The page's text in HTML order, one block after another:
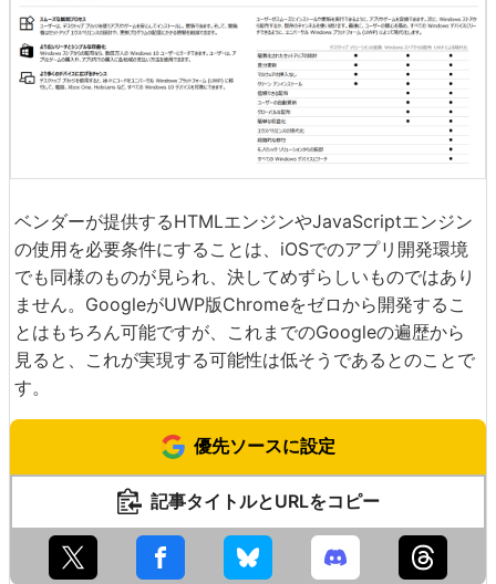
ベンダーが提供するHTMLエンジンやJavaScriptエンジン
の使用を必要条件にすることは、iOSでのアプリ開発環境
でも同様のものが見られ、決してめずらしいものではあり
ません。GoogleがUWP版Chromeをゼロから開発するこ
とはもちろん可能ですが、これまでのGoogleの遍歴から
見ると、これが実現する可能性は低そうであるとのことで
す。
優先ソースに設定
記事タイトルとURLをコピー